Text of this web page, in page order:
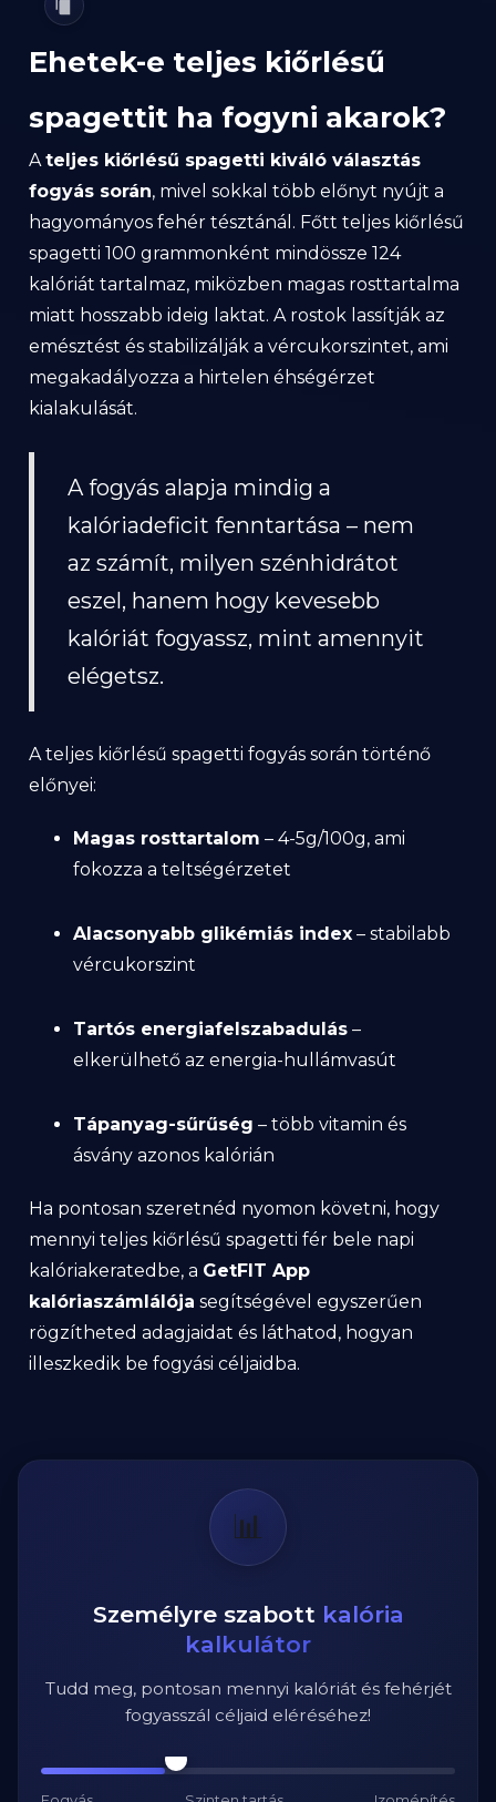
Ehetek-e teljes kiőrlésű
spagettit ha fogyni akarok?
Ateljes kiőrlésű spagetti kiváló választás
fogyás során, mivel sokkal több előnyt nyújt a
hagyományos fehér tésztánál. Főtt teljes kiőrlésű
spagetti 100 grammonként mindössze 124
kalóriát tartalmaz, miközben magas rosttartalma
miatt hosszabb ideig laktat. A rostok lassítják az
emésztést és stabilizálják a vércukorszintet, ami
megakadályozza a hirtelen éhségérzet
kialakulását.
A fogyás alapja mindig a
kalóriadeficit fenntartása – nem
az számít, milyen szénhidrátot
eszel, hanem hogy kevesebb
kalóriát fogyassz, mint amennyit
elégetsz.
A teljes kiőrlésű spagetti fogyás során történő
előnyei:
Magas rosttartalom – 4-5g/100g, ami
fokozza a teltségérzetet
Alacsonyabb glikémiás index – stabilabb
vércukorszint
Tartós energiafelszabadulás –
elkerülhető az energia-hullámvasút
Tápanyag-sűrűség – több vitamin és
ásvány azonos kalórián
Ha pontosan szeretnéd nyomon követni, hogy
mennyi teljes kiőrlésű spagetti fér bele napi
kalóriakeratedbe, a GetFIT App
kalóriaszámlálója segítségével egyszerűen
rögzítheted adagjaidat és láthatod, hogyan
illeszkedik be fogyási céljaidba.
📊
Személyre szabott kalória
kalkulátor
Tudd meg, pontosan mennyi kalóriát és fehérjét
fogyasszál céljaid eléréséhez!